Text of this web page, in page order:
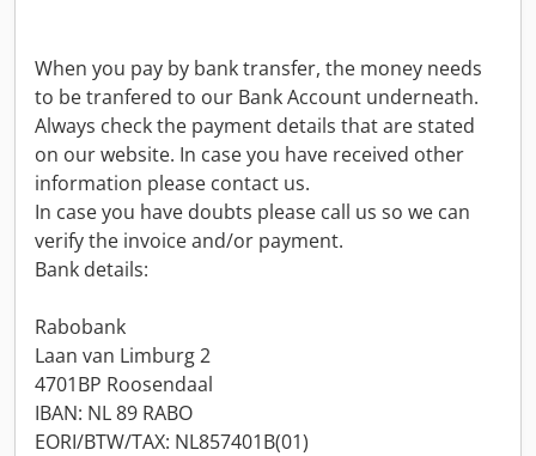
When you pay by bank transfer, the money needs
to be tranfered to our Bank Account underneath.
Always check the payment details that are stated
on our website. In case you have received other
information please contact us.
In case you have doubts please call us so we can
verify the invoice and/or payment.
Bank details:
Rabobank
Laan van Limburg 2
4701BP Roosendaal
IBAN: NL 89 RABO
EORI/BTW/TAX: NL857401B(01)